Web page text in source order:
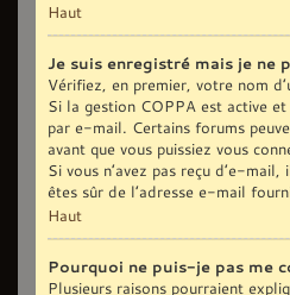
Haut
Je suis enregistré mais je ne
Vérifiez, en premier, votre nom
Si la gestion COPPA est active
par e-mail. Certains forums
avant que vous puissiez vous
Si vous n’avez pas reçu d’e-
êtes sûr de l’adresse e-mail
Haut
Pourquoi ne puis-je pas me
Plusieurs raisons pourraient